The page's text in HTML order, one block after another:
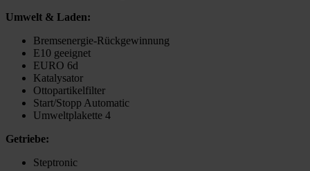
Umwelt & Laden:
Bremsenergie-Rückgewinnung
E10 geeignet
EURO 6d
Katalysator
Ottopartikelfilter
Start/Stopp Automatic
Umweltplakette 4
Getriebe:
Steptronic